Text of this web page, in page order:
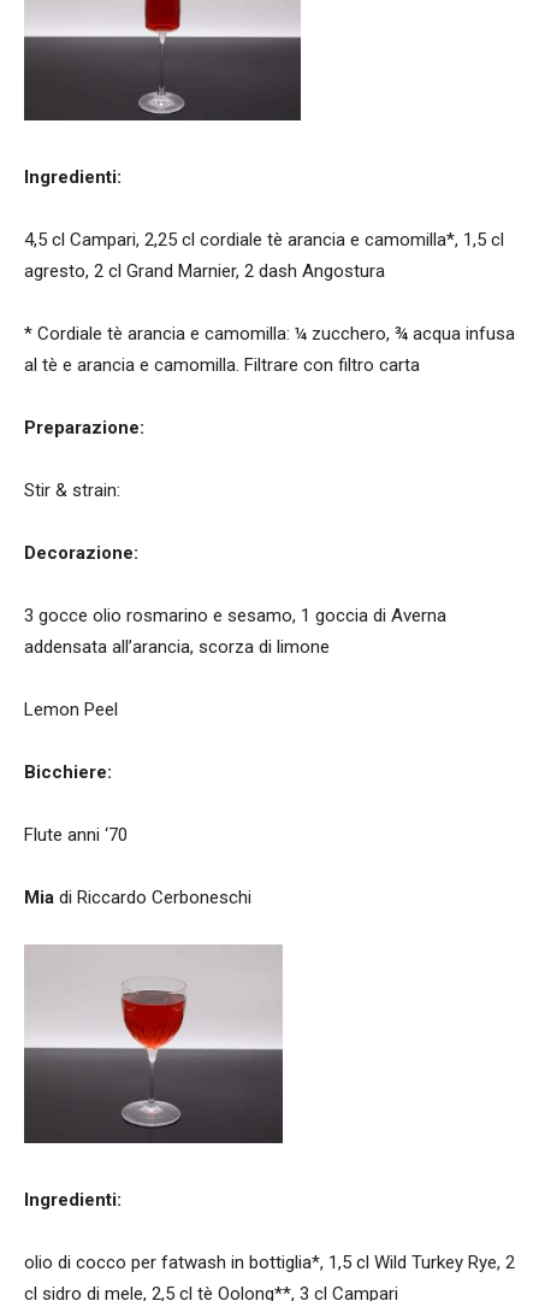
Ingredienti:
4,5 cl Campari, 2,25 cl cordiale tè arancia e camomilla*, 1,5 cl
agresto, 2 cl Grand Marnier, 2 dash Angostura
* Cordiale tè arancia e camomilla: ¼ zucchero, ¾ acqua infusa
al tè e arancia e camomilla. Filtrare con filtro carta
Preparazione:
Stir & strain:
Decorazione:
3 gocce olio rosmarino e sesamo, 1 goccia di Averna
addensata all’arancia, scorza di limone
Lemon Peel
Bicchiere:
Flute anni ‘70
Mia di Riccardo Cerboneschi
Ingredienti:
olio di cocco per fatwash in bottiglia*, 1,5 cl Wild Turkey Rye, 2
cl sidro di mele, 2,5 cl tè Oolong**, 3 cl Campari